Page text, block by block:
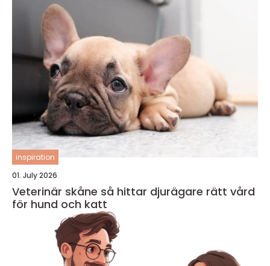
inspiration
01. July 2026
Veterinär skåne så hittar djurägare rätt vård
för hund och katt